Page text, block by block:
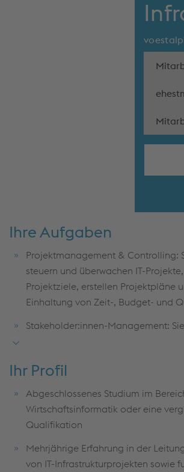
Ihre Aufgaben
Projektmanagement & Controlling:
steuern und überwachen IT-
Projektziele, erstellen Projektpläne
Einhaltung von Zeit-, Budget- und
Stakeholder:innen-Management:
Anforderungen und Erwartungen
Risiko-Management: Sie
frühzeitig und entwickeln geeignete
Minimierung potenzieller
Prozess- und Tool-Optimierung: Sie
projektbezogene Prozesse und
Ihr Profil
Abgeschlossenes Studium im
Wirtschaftsinformatik oder eine
Qualifikation
Mehrjährige Erfahrung in der
von IT-Infrastrukturprojekten sowie